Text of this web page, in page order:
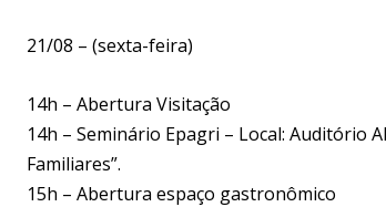
21/08 – (sexta-feira)
14h – Abertura Visitação
14h – Seminário Epagri – Local: Auditório
Familiares”.
15h – Abertura espaço gastronômico